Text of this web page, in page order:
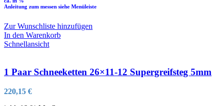
Anleitung zum messen siehe Menüleiste
Zur Wunschliste hinzufügen
In den Warenkorb
Schnellansicht
1 Paar Schneeketten 26×11-12 Supergreifsteg 5mm
220,15 €